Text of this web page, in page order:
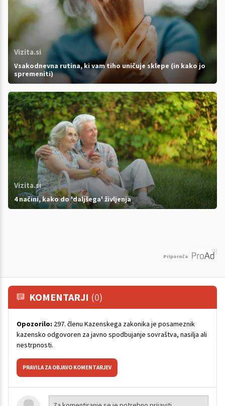
Vizita.si
Vsakodnevna rutina, ki vam tiho uničuje sklepe (in kako jo
spremeniti)
Vizita.si
4 načini, kako do 'daljšega' življenja
Priporoča
KOMENTARJI (0)
Opozorilo: 297. členu Kazenskega zakonika je posameznik
kazensko odgovoren za javno spodbujanje sovraštva, nasilja ali
nestrpnosti.
PRAVILA ZA OBJAVO KOMENTARJEV